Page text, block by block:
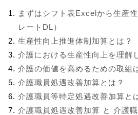
まずはシフト表Excelから生産
レートDL）
生産性向上推進体制加算とは？
介護における生産性向上を理解
介護の価値を高めるための取組
介護職員処遇改善加算とは？
介護職員等特定処遇改善加算と
介護職員処遇改善加算 と 介護